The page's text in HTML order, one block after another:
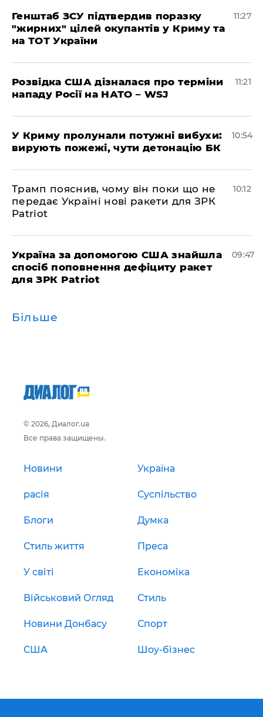
Генштаб ЗСУ підтвердив поразку
"жирних" цілей окупантів у Криму та
на ТОТ України
11:27
Розвідка США дізналася про терміни
нападу Росії на НАТО – WSJ
11:21
У Криму пролунали потужні вибухи:
вирують пожежі, чути детонацію БК
10:54
Трамп пояснив, чому він поки що не
передає Україні нові ракети для ЗРК
Patriot
10:12
Україна за допомогою США знайшла
спосіб поповнення дефіциту ракет
для ЗРК Patriot
09:47
Більше
© 2026, Диалог.ua
Все права защищены.
Новини Україна
расія Суспільство
Блоги Думка
Стиль життя Преса
У світі Економіка
Військовий Огляд Стиль
Новини Донбасу Спорт
США Шоу-бізнес